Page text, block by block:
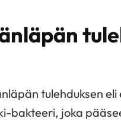
tulehduksen
bakteeri, joka